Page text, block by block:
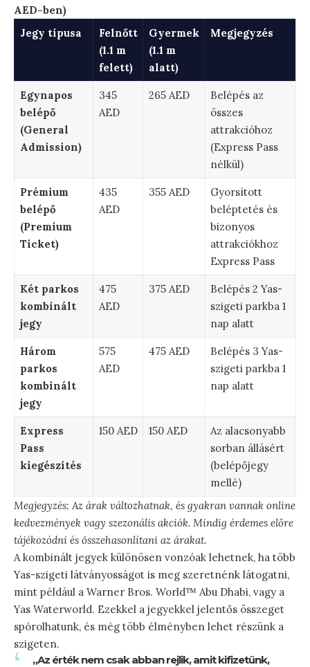
AED-ben)
Jegy típusa
Felnőtt
(1.1 m
felett)
Gyermek
(1.1 m
alatt)
Megjegyzés
Egynapos
belépő
(General
Admission)
345
AED
265 AED
Belépés az
összes
attrakcióhoz
(Express Pass
nélkül)
Prémium
belépő
(Premium
Ticket)
435
AED
355 AED
Gyorsított
beléptetés és
bizonyos
attrakciókhoz
Express Pass
Két parkos
kombinált
jegy
475
AED
375 AED
Belépés 2 Yas-
szigeti parkba 1
nap alatt
Három
parkos
kombinált
jegy
575
AED
475 AED
Belépés 3 Yas-
szigeti parkba 1
nap alatt
Express
Pass
kiegészítés
150 AED 150 AED
Az alacsonyabb
sorban állásért
(belépőjegy
mellé)
Megjegyzés: Az árak változhatnak, és gyakran vannak online
kedvezmények vagy szezonális akciók. Mindig érdemes előre
tájékozódni és összehasonlítani az árakat.
A kombinált jegyek különösen vonzóak lehetnek, ha több
Yas-szigeti látványosságot is meg szeretnénk látogatni,
mint például a Warner Bros. World™ Abu Dhabi, vagy a
Yas Waterworld. Ezekkel a jegyekkel jelentős összeget
spórolhatunk, és még több élményben lehet részünk a
szigeten.
„Az érték nem csak abban rejlik, amit kifizetünk,